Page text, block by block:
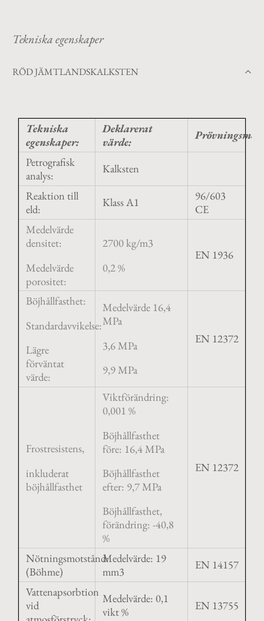
Tekniska egenskaper
RÖD JÄMTLANDSKALKSTEN
Tekniska
egenskaper:
Deklarerat
värde:
Petrografisk
analys:
Kalksten
Reaktion till
eld:
Klass A1
96/603
CE
Medelvärde
densitet:
Medelvärde
porositet:
2700 kg/m3
0,2 %
EN 1936
Böjhållfasthet:
Standardavvikelse:
Lägre
förväntat
värde:
Medelvärde 16,4
MPa
3,6 MPa
9,9 MPa
EN 12372
Frostresistens,
inkluderat
böjhållfasthet
Viktförändring:
0,001 %
Böjhållfasthet
före: 16,4 MPa
Böjhållfasthet
efter: 9,7 MPa
Böjhållfasthet,
förändring: -40,8
%
EN 12372
Nötningsmotstånd:
(Böhme)
Medelvärde: 19
mm3
EN 14157
Vattenapsorbtion
vid
Medelvärde: 0,1
vikt %
EN 13755